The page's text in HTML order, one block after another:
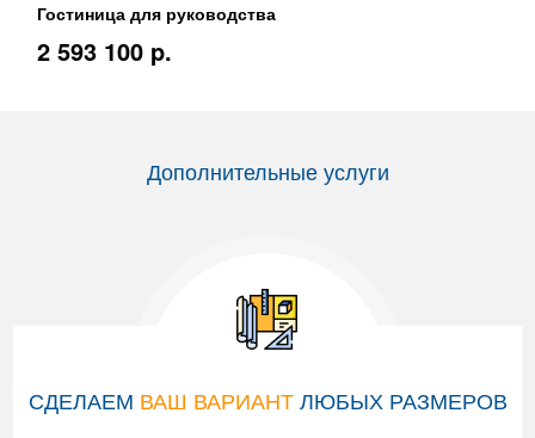
Гостиница для руководства
2 593 100 p.
Дополнительные услуги
СДЕЛАЕМ ВАШ ВАРИАНТЛЮБЫХ РАЗМЕРОВ